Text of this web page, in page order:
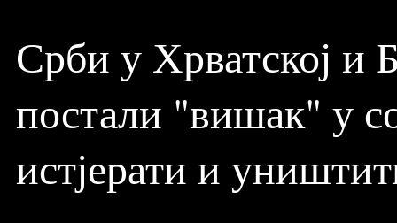
Срби у Хрватској и
постали "вишак" у
истјерати и